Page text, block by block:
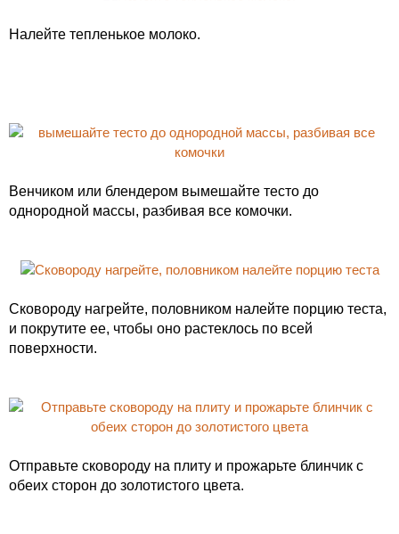
Налейте тепленькое молоко.
Венчиком или блендером вымешайте тесто до
однородной массы, разбивая все комочки.
Сковороду нагрейте, половником налейте порцию теста,
и покрутите ее, чтобы оно растеклось по всей
поверхности.
Отправьте сковороду на плиту и прожарьте блинчик с
обеих сторон до золотистого цвета.